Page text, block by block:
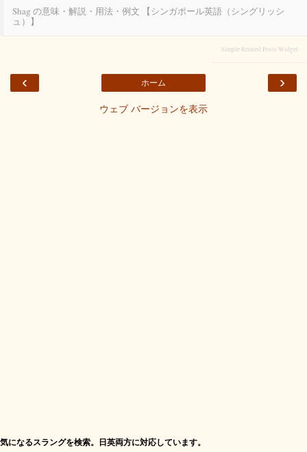
Shag の意味・解説・用法・例文 【シンガポール英語（シングリッシ
ュ）】
Simple Related Posts Widget
‹ ›
ホーム
ウェブ バージョンを表示
気になるスラングを検索。日英両方に対応しています。